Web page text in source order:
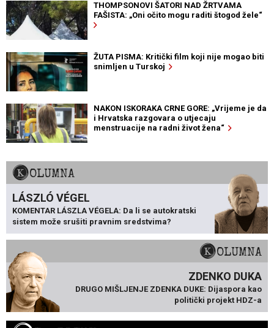
THOMPSONOVI ŠATORI NAD ŽRTVAMA
FAŠISTA: „Oni očito mogu raditi štogod žele“
ŽUTA PISMA: Kritički film koji nije mogao biti
snimljen u Turskoj
NAKON ISKORAKA CRNE GORE: „Vrijeme je da
i Hrvatska razgovara o utjecaju
menstruacije na radni život žena“
KOLUMNA
LÁSZLÓ VÉGEL
KOMENTAR LÁSZLA VÉGELA: Da li se autokratski
sistem može srušiti pravnim sredstvima?
KOLUMNA
ZDENKO DUKA
DRUGO MIŠLJENJE ZDENKA DUKE: Dijaspora kao
politički projekt HDZ-a